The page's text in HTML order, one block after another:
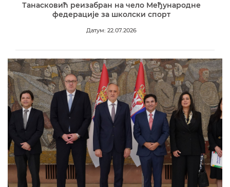
Танасковић реизабран на чело Међународне
федерације за школски спорт
Датум: 22.07.2026